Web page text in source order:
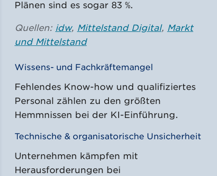
Plänen sind es sogar 83 %.
Quellen: idw, Mittelstand Digital, Markt
und Mittelstand
Wissens- und Fachkräftemangel
Fehlendes Know-how und qualifiziertes
Personal zählen zu den größten
Hemmnissen bei der KI-Einführung.
Technische & organisatorische Unsicherheit
Unternehmen kämpfen mit
Herausforderungen bei